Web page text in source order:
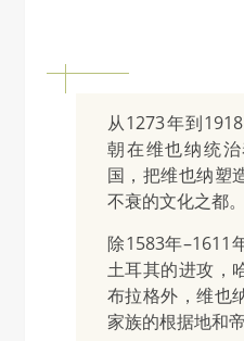
从1273年到
朝在维也纳统
国，把维也纳塑
不衰的文化之都。
除1583年–1611
土耳其的进攻，
布拉格外，维也
家族的根据地和